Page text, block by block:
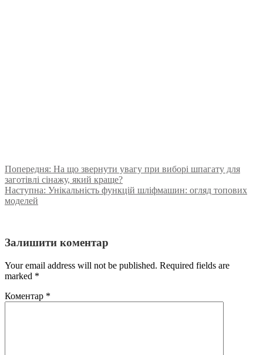
Попередня: На що звернути увагу при виборі шпагату для
заготівлі сінажу, який краще?
Наступна: Унікальність функцій шліфмашин: огляд топових
моделей
Залишити коментар
Your email address will not be published. Required fields are
marked *
Коментар *